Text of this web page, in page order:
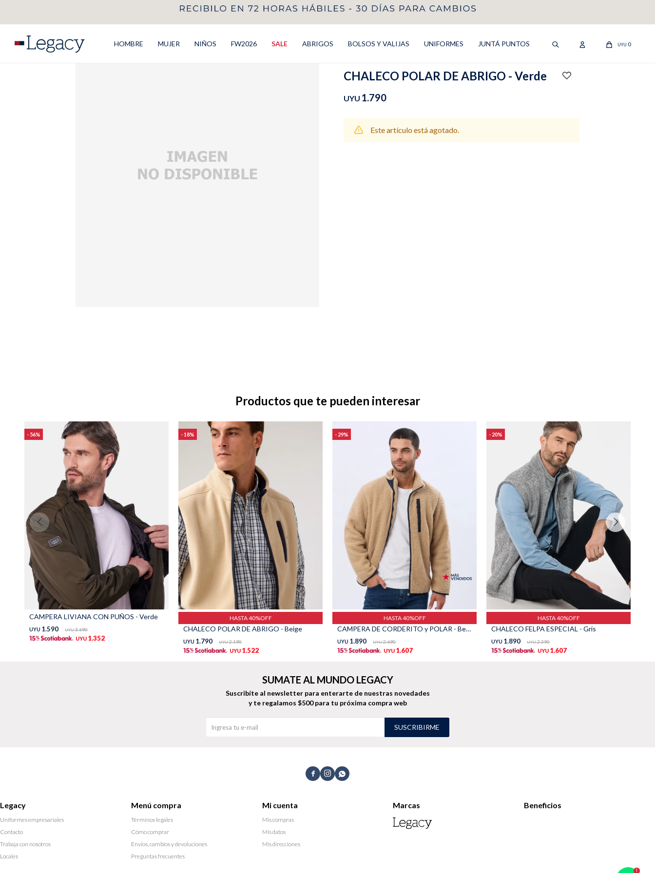
HOMBRE MUJER NIÑOS FW2026 SALE ABRIGOS BOLSOS Y VALIJAS UNIFORMES JUNTÁ PUNTOS UYU 0
CHALECO POLAR DE ABRIGO - Verde
UYU 1.790
Este artículo está agotado.
Productos que te pueden interesar
56
CAMPERA LIVIANA CON PUÑOS - Verde
UYU 1.590 UYU 3.690
UYU 1.352
18
HASTA 40%OFF
CHALECO POLAR DE ABRIGO - Beige
UYU 1.790 UYU 2.190
UYU 1.522
29
HASTA 40%OFF
CAMPERA DE CORDERITO y POLAR - Beige
UYU 1.890 UYU 2.690
UYU 1.607
20
HASTA 40%OFF
CHALECO FELPA ESPECIAL - Gris
UYU 1.890 UYU 2.390
UYU 1.607
  
Legacy
Uniformes empresariales
Contacto
Trabaja con nosotros
Locales
Menú compra
Términos legales
Cómo comprar
Envíos, cambios y devoluciones
Preguntas frecuentes
Mi cuenta
Mis compras
Mis datos
Mis direcciones
Marcas Beneficios
SUMATE AL MUNDO LEGACY
Suscribíte al newsletter para enterarte de nuestras novedades
y te regalamos $500 para tu próxima compra web
SUSCRIBIRME